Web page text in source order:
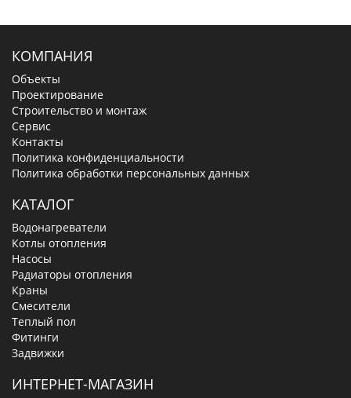
КОМПАНИЯ
Объекты
Проектирование
Строительство и монтаж
Сервис
Контакты
Политика конфиденциальности
Политика обработки персональных данных
КАТАЛОГ
Водонагреватели
Котлы отопления
Насосы
Радиаторы отопления
Краны
Смесители
Теплый пол
Фитинги
Задвижки
ИНТЕРНЕТ-МАГАЗИН